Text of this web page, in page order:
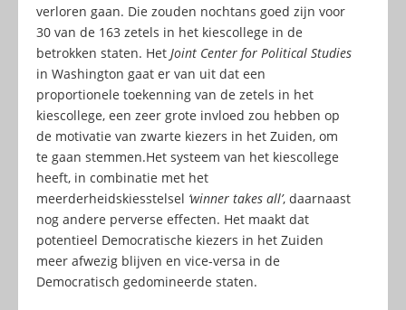
verloren gaan. Die zouden nochtans goed zijn voor
30 van de 163 zetels in het kiescollege in de
betrokken staten. Het Joint Center for Political Studies
in Washington gaat er van uit dat een
proportionele toekenning van de zetels in het
kiescollege, een zeer grote invloed zou hebben op
de motivatie van zwarte kiezers in het Zuiden, om
te gaan stemmen.Het systeem van het kiescollege
heeft, in combinatie met het
meerderheidskiesstelsel ‘winner takes all’, daarnaast
nog andere perverse effecten. Het maakt dat
potentieel Democratische kiezers in het Zuiden
meer afwezig blijven en vice-versa in de
Democratisch gedomineerde staten.